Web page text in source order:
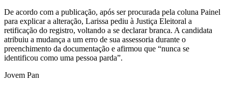
De acordo com a publicação, após ser procurada pela coluna Painel
para explicar a alteração, Larissa pediu à Justiça Eleitoral a
retificação do registro, voltando a se declarar branca. A candidata
atribuiu a mudança a um erro de sua assessoria durante o
preenchimento da documentação e afirmou que “nunca se
identificou como uma pessoa parda”.
Jovem Pan